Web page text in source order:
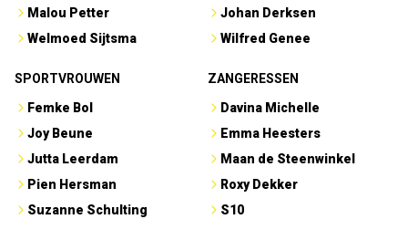
Malou Petter
Welmoed Sijtsma
Johan Derksen
Wilfred Genee
SPORTVROUWEN
Femke Bol
Joy Beune
Jutta Leerdam
Pien Hersman
Suzanne Schulting
ZANGERESSEN
Davina Michelle
Emma Heesters
Maan de Steenwinkel
Roxy Dekker
S10